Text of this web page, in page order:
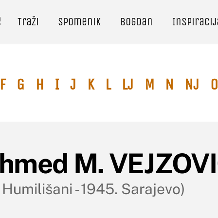
Traži Spomenik Bogdan
F G H I J K L Lj M N Nj O
M.
Humilišani - 1945. Sarajevo)